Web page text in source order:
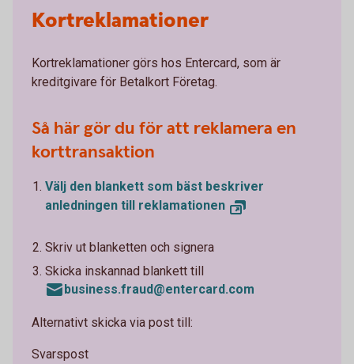
Kortreklamationer
Kortreklamationer görs hos Entercard, som är
kreditgivare för Betalkort Företag.
Så här gör du för att reklamera en
korttransaktion
Välj den blankett som bäst beskriver
anledningen till reklamationen
Skriv ut blanketten och signera
Skicka inskannad blankett till
business.fraud@entercard.com
Alternativt skicka via post till:
Svarspost